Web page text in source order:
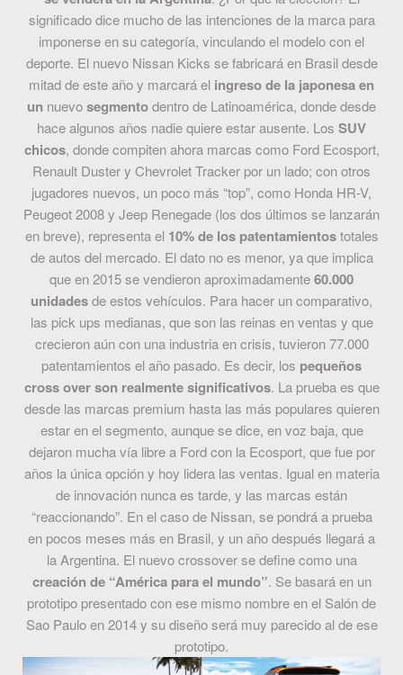
significado dice mucho de las intenciones de la marca para
imponerse en su categoría, vinculando el modelo con el
deporte. El nuevo Nissan Kicks se fabricará en Brasil desde
mitad de este año y marcará el ingreso de la japonesa en
un nuevosegmentodentro de Latinoamérica, donde desde
hace algunos años nadie quiere estar ausente. Los SUV
chicos, donde compiten ahora marcas como Ford Ecosport,
Renault Duster y Chevrolet Tracker por un lado; con otros
jugadores nuevos, un poco más “top”, como Honda HR-V,
Peugeot 2008 y Jeep Renegade (los dos últimos se lanzarán
en breve), representa el10% de los patentamientostotales
de autos del mercado. El dato no es menor, ya que implica
que en 2015 se vendieron aproximadamente60.000
unidadesde estos vehículos. Para hacer un comparativo,
las pick ups medianas, que son las reinas en ventas y que
crecieron aún con una industria en crisis, tuvieron 77.000
patentamientos el año pasado. Es decir, los pequeños
cross over son realmente significativos. La prueba es que
desde las marcas premium hasta las más populares quieren
estar en el segmento, aunque se dice, en voz baja, que
dejaron mucha vía libre a Ford con la Ecosport, que fue por
años la única opción y hoy lidera las ventas. Igual en materia
de innovación nunca es tarde, y las marcas están
“reaccionando”. En el caso de Nissan, se pondrá a prueba
en pocos meses más en Brasil, y un año después llegará a
la Argentina. El nuevo crossover se define como una
creación de “América para el mundo”. Se basará en un
prototipo presentado con ese mismo nombre en el Salón de
Sao Paulo en 2014 y su diseño será muy parecido al de ese
prototipo.